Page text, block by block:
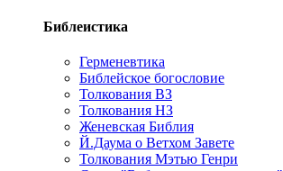
Библеистика
Герменевтика
Библейское богословие
Толкования ВЗ
Толкования НЗ
Женевская Библия
Й.Даума о Ветхом Завете
Толкования Мэтью Генри